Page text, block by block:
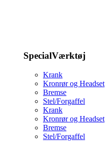
SpecialVærktøj
Krank
Kronrør og Headset
Bremse
Stel/Forgaffel
Krank
Kronrør og Headset
Bremse
Stel/Forgaffel